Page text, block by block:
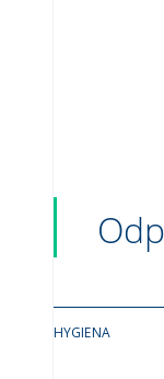
HYGIENA